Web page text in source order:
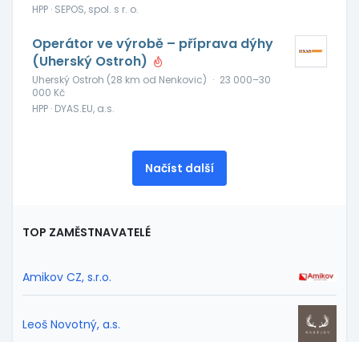
HPP · SEPOS, spol. s r. o.
Operátor ve výrobě – příprava dýhy
(Uherský Ostroh)
Uherský Ostroh (28 km od Nenkovic) · 23 000–30
000 Kč
HPP · DYAS.EU, a.s.
Načíst další
TOP ZAMĚSTNAVATELÉ
Amikov CZ, s.r.o.
Leoš Novotný, a.s.